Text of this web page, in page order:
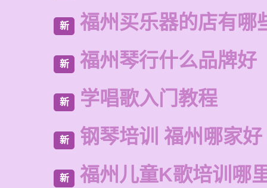
新 福州买乐器的店有哪
新 福州琴行什么品牌好
新 学唱歌入门教程
新 钢琴培训 福州哪家好
新 福州儿童K歌培训哪